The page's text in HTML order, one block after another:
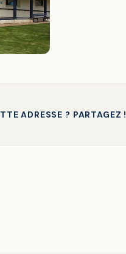
ADRESSE ? PARTAGEZ !